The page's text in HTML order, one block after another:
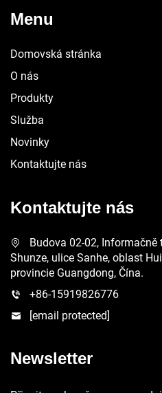
Menu
Domovská stránka
O nás
Produkty
Služba
Novinky
Kontaktujte nás
Kontaktujte nás
Budova 02-02,
Shunze, ulice Sanhe, oblast
provincie Guangdong, Čína.
+86-15919826776
[email protected]
Newsletter